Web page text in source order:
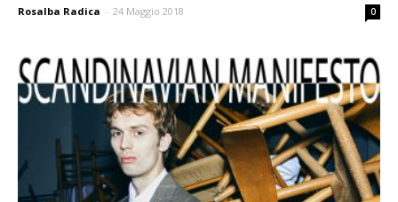
Rosalba Radica - 24 Maggio 2018 0